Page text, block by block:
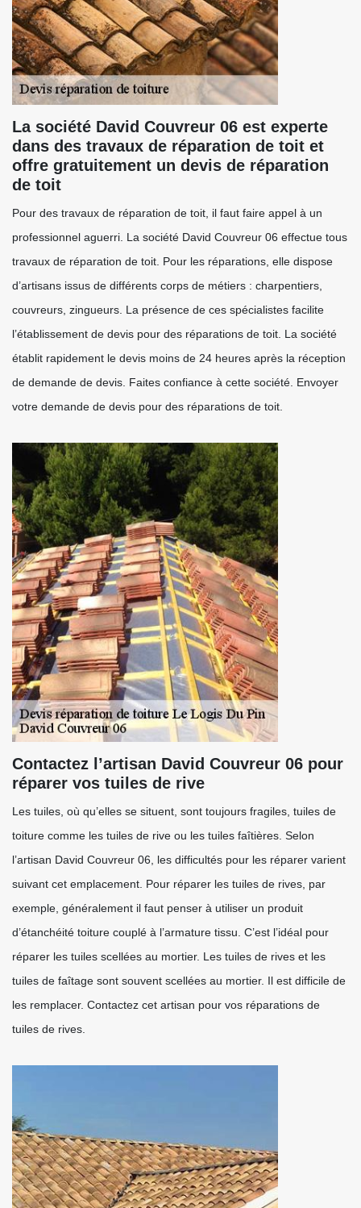
La société David Couvreur 06 est experte
dans des travaux de réparation de toit et
offre gratuitement un devis de réparation
de toit
Pour des travaux de réparation de toit, il faut faire appel à un
professionnel aguerri. La société David Couvreur 06 effectue tous
travaux de réparation de toit. Pour les réparations, elle dispose
d’artisans issus de différents corps de métiers : charpentiers,
couvreurs, zingueurs. La présence de ces spécialistes facilite
l’établissement de devis pour des réparations de toit. La société
établit rapidement le devis moins de 24 heures après la réception
de demande de devis. Faites confiance à cette société. Envoyer
votre demande de devis pour des réparations de toit.
Contactez l’artisan David Couvreur 06 pour
réparer vos tuiles de rive
Les tuiles, où qu’elles se situent, sont toujours fragiles, tuiles de
toiture comme les tuiles de rive ou les tuiles faîtières. Selon
l’artisan David Couvreur 06, les difficultés pour les réparer varient
suivant cet emplacement. Pour réparer les tuiles de rives, par
exemple, généralement il faut penser à utiliser un produit
d’étanchéité toiture couplé à l’armature tissu. C’est l’idéal pour
réparer les tuiles scellées au mortier. Les tuiles de rives et les
tuiles de faîtage sont souvent scellées au mortier. Il est difficile de
les remplacer. Contactez cet artisan pour vos réparations de
tuiles de rives.